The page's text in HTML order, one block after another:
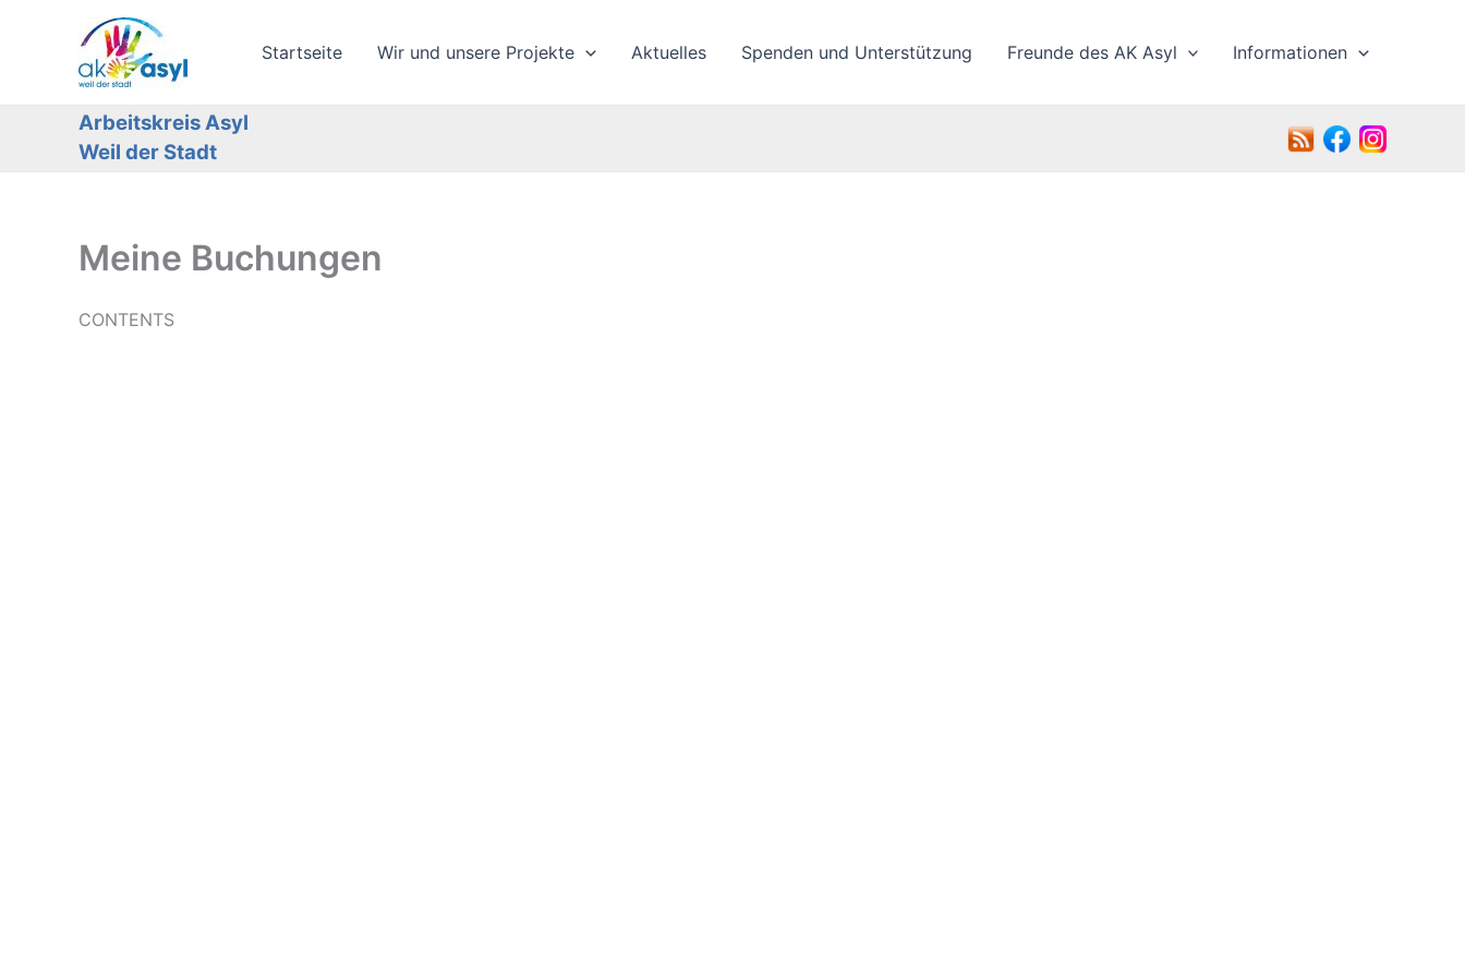
Startseite Wir und unsere Projekte Aktuelles Spenden und Unterstützung Freunde des AK Asyl Informationen
Arbeitskreis Asyl
Weil der Stadt
Meine Buchungen
CONTENTS